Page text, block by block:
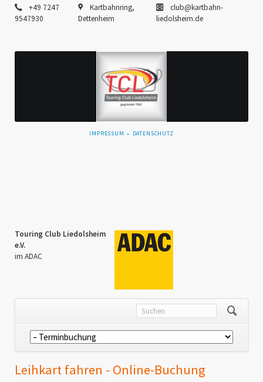
+49 7247
9547930
Kartbahnring,
Dettenheim
club@kartbahn-
liedolsheim.de
NAVIGATION
IMPRESSUM DATENSCHUTZ
Touring Club Liedolsheim
e.V.
im ADAC
Navigation
überspringen
Leihkart fahren - Online-Buchung